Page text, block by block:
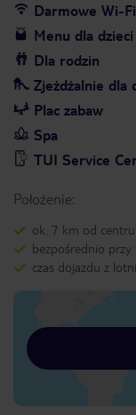
Darmowe Wi-Fi
Menu dla dzieci
Dla rodzin
Zjeżdżalnie dla
Plac zabaw
Spa
TUI Service
Położenie:
ok. 7 km od
bezpośrednio przy
czas dojazdu z